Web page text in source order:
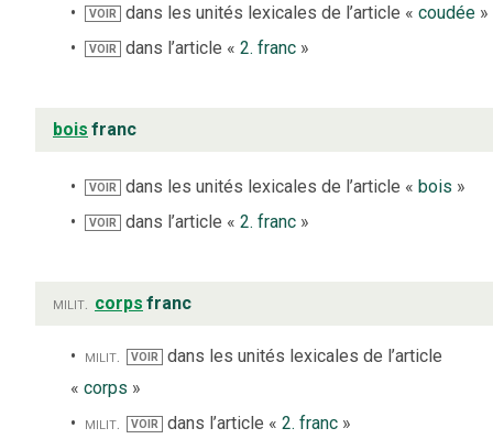
VOIR dans les unités lexicales de l’article «coudée »
VOIR dans l’article «2. franc »
bois franc
VOIR dans les unités lexicales de l’article «bois »
VOIR dans l’article «2. franc »
milit. corps franc
milit. VOIR dans les unités lexicales de l’article
« corps »
milit.
VOIR dans l’article « 2. franc»